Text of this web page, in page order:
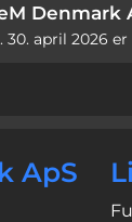
Denmark
30. april 2026
ApS